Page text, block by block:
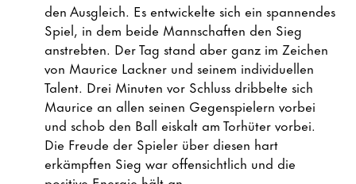
den Ausgleich. Es entwickelte sich ein spannendes
Spiel, in dem beide Mannschaften den Sieg
anstrebten. Der Tag stand aber ganz im Zeichen
von Maurice Lackner und seinem individuellen
Talent. Drei Minuten vor Schluss dribbelte sich
Maurice an allen seinen Gegenspielern vorbei
und schob den Ball eiskalt am Torhüter vorbei.
Die Freude der Spieler über diesen hart
erkämpften Sieg war offensichtlich und die